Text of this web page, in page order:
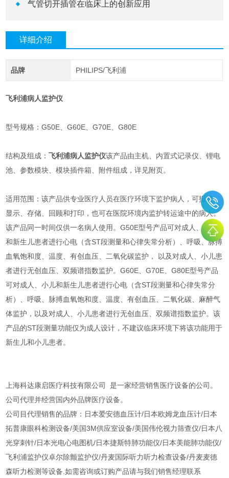
气管切开插管在临床上的创新应用
详细介绍
品牌 PHILIPS/飞利浦
飞利浦病人监护仪
型号规格：G50E、G60E、G70E、G80E
结构及组成：飞利浦病人监护仪该产品由主机、内置式记录仪、锂电
池、参数模块、模块插件箱、附件组成，详见附页。
适用范围：该产品供专业医疗人员在医疗环境下监护病人，可报警、
显示、存储、回顾和打印，也可在医院环境内监护转运途中的病人。
该产品同一时间仅供一名病人使用。G50E型号产品可对成人、小儿
和新生儿患者进行心电（含ST段测量和心律失常分析）、呼吸、脉搏
血氧饱和度、温度、有创血压、二氧化碳监护， 以及对成人、小儿患
者进行无创血压、双频谱指数监护。G60E、G70E、G80E型号产品
可对成人、小儿和新生儿患者进行心电（含ST段测量和心律失常分
析）、呼吸、脉搏血氧饱和度、温度、有创血压、二氧化碳、麻醉气
体监护，以及对成人、小儿患者进行无创血压、双频谱指数监护。该
产品的ST段测量功能仅为成人设计，不建议临床环境下将该功能用于
新生儿和小儿患者。
上海科达康启医疗科技有限公司 是一家经营销售医疗设备的公司。
公司代理并经营国内外品牌医疗设备。
公司目代理销售的品牌：日本爱安德血压计/日本欧姆龙血压计/日本
拓普康眼科检测设备/美国3M供应室设备/美国伟伦视力筛查仪/日本八
光穿刺针/日本光电心电图机/日本捷斯特肺功能仪/日本美能肺功能仪/
飞利浦监护仪卓尔除颤监护仪/丹麦国际听力听力检查设备/丹麦麦德
森听力检测等设备.如需咨询或订购产品请与我们销售经理联系